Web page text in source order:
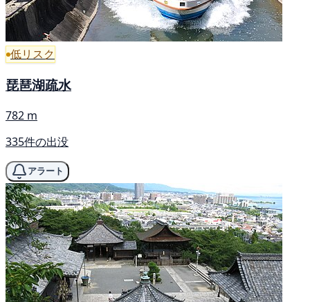
低リスク
琵琶湖疏水
782 m
335件の出没
アラート